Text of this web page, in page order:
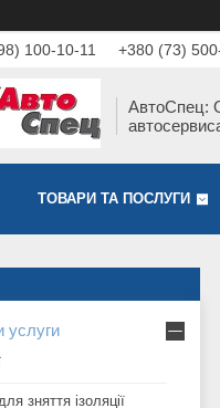
100-10-11 +380 (73)
АвтоСпец:
ТОВАРИ ТА ПОСЛУГИ
услуги
зняття ізоляції